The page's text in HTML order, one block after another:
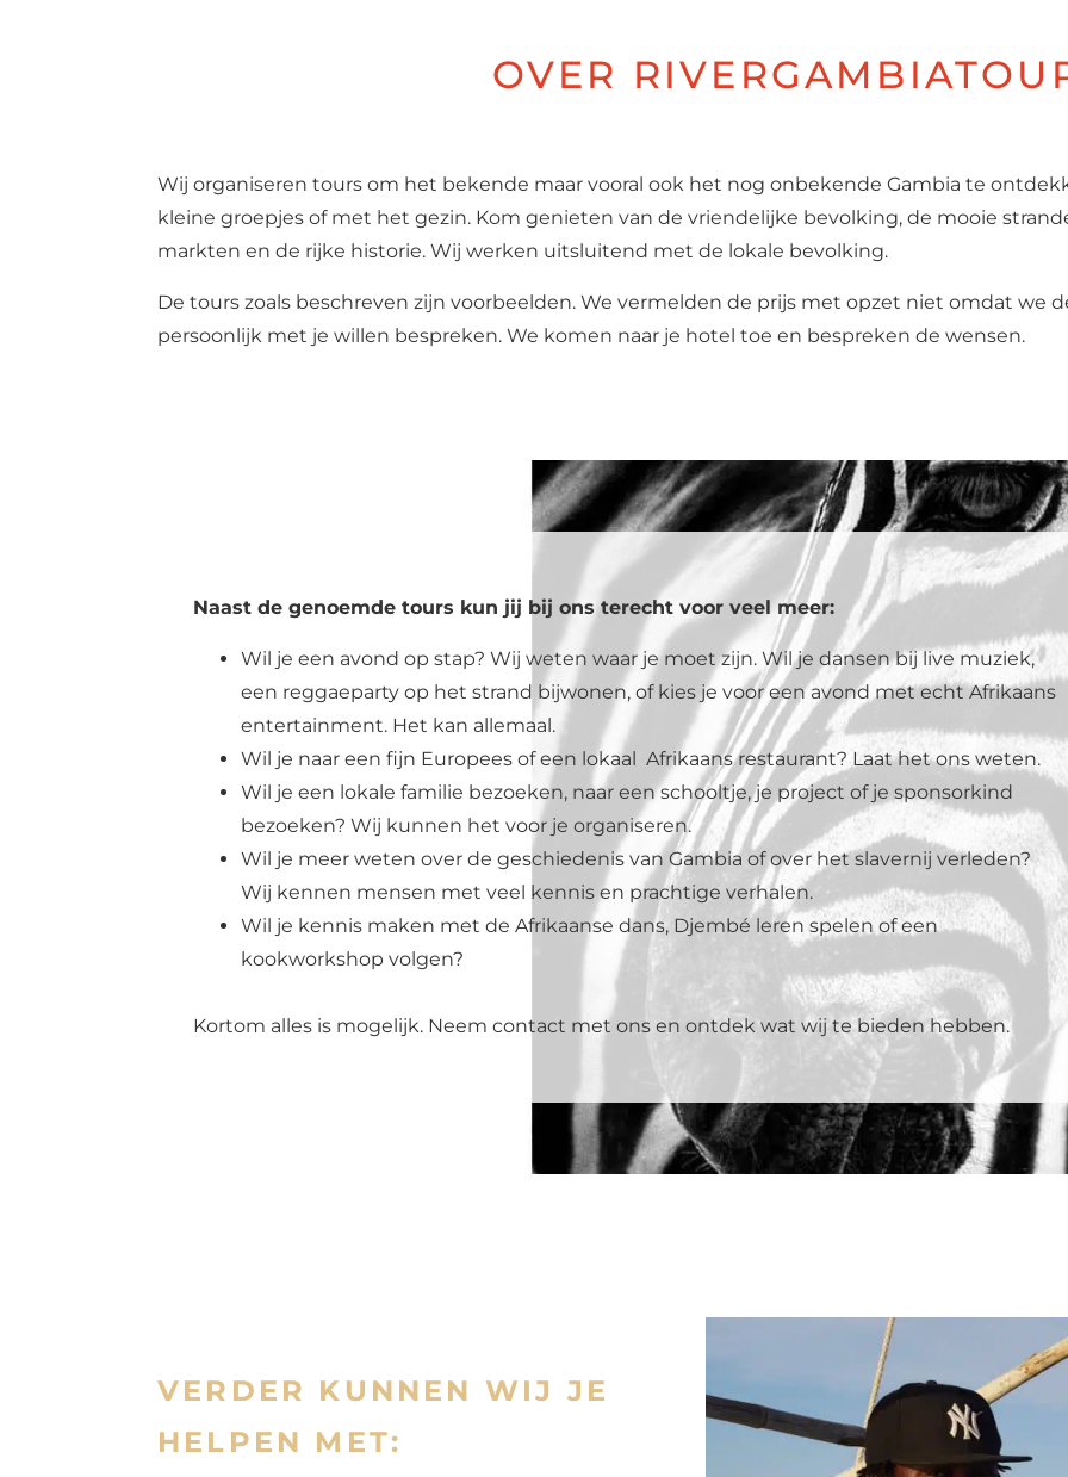
OVER
Wij organiseren tours om het bekende maar vooral ook het nog onbekende Gambia te
kleine groepjes of met het gezin. Kom genieten van de vriendelijke bevolking, de mooie
markten en de rijke historie. Wij werken uitsluitend met de lokale bevolking.
De tours zoals beschreven zijn voorbeelden. We vermelden de prijs met opzet niet omdat we
persoonlijk met je willen bespreken. We komen naar je hotel toe en bespreken de wensen.
Naast de genoemde tours kun jij bij ons terecht voor veel meer:
Wil je een avond op stap? Wij weten waar je moet zijn. Wil je dansen bij live muziek,
een reggaeparty op het strand bijwonen, of kies je voor een avond met echt Afrikaans
entertainment. Het kan allemaal.
Wil je naar een fijn Europees of een lokaal Afrikaans restaurant? Laat het ons weten.
Wil je een lokale familie bezoeken, naar een schooltje, je project of je sponsorkind
bezoeken? Wij kunnen het voor je organiseren.
Wil je meer weten over de geschiedenis van Gambia of over het slavernij verleden?
Wij kennen mensen met veel kennis en prachtige verhalen.
Wil je kennis maken met de Afrikaanse dans, Djembé leren spelen of een
kookworkshop volgen?
Kortom alles is mogelijk. Neem contact met ons en ontdek wat wij te bieden hebben.
VERDER KUNNEN WIJ JE
HELPEN MET: